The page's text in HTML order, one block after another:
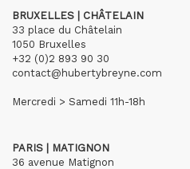
BRUXELLES | CHÂTELAIN
33 place du Châtelain
1050 Bruxelles
+32 (0)2 893 90 30
contact@hubertybreyne.com
Mercredi > Samedi 11h-18h
PARIS | MATIGNON
36 avenue Matignon